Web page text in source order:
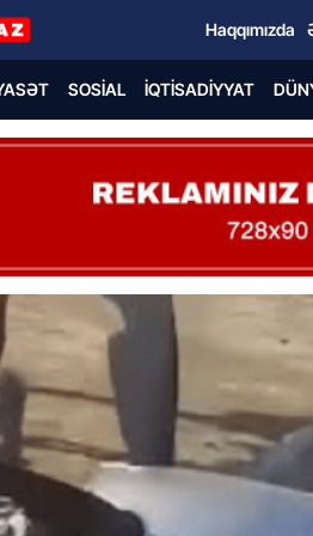
Haqqımızda
SOSIAL İQTISADIYYAT